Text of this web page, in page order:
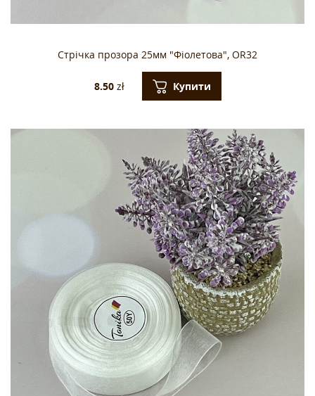
Стрічка прозора 25мм "Фіолетова", OR32
8.50zł Купити